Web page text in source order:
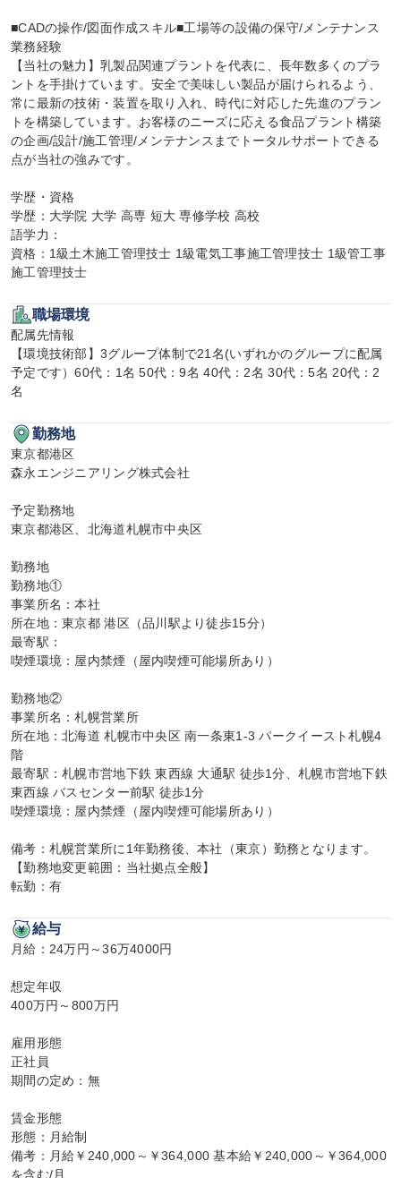
■CADの操作/図面作成スキル■工場等の設備の保守/メンテナンス
業務経験
【当社の魅力】乳製品関連プラントを代表に、長年数多くのプラ
ントを手掛けています。安全で美味しい製品が届けられるよう、
常に最新の技術・装置を取り入れ、時代に対応した先進のプラン
トを構築しています。お客様のニーズに応える食品プラント構築
の企画/設計/施工管理/メンテナンスまでトータルサポートできる
点が当社の強みです。
学歴・資格
学歴：大学院 大学 高専 短大 専修学校 高校
語学力：
資格：1級土木施工管理技士 1級電気工事施工管理技士 1級管工事
施工管理技士
職場環境
配属先情報
【環境技術部】3グループ体制で21名(いずれかのグループに配属
予定です）60代：1名 50代：9名 40代：2名 30代：5名 20代：2
名
勤務地
東京都港区
森永エンジニアリング株式会社
予定勤務地
東京都港区、北海道札幌市中央区
勤務地
勤務地①
事業所名：本社
所在地：東京都 港区（品川駅より徒歩15分）
最寄駅：
喫煙環境：屋内禁煙（屋内喫煙可能場所あり）
勤務地②
事業所名：札幌営業所
所在地：北海道 札幌市中央区 南一条東1-3 パークイースト札幌4
階
最寄駅：札幌市営地下鉄 東西線 大通駅 徒歩1分、札幌市営地下鉄
東西線 バスセンター前駅 徒歩1分
喫煙環境：屋内禁煙（屋内喫煙可能場所あり）
備考：札幌営業所に1年勤務後、本社（東京）勤務となります。
【勤務地変更範囲：当社拠点全般】
転勤：有
給与
月給：24万円～36万4000円
想定年収
400万円～800万円
雇用形態
正社員
期間の定め：無
賃金形態
形態：月給制
備考：月給￥240,000～￥364,000 基本給￥240,000～￥364,000
を含む/月